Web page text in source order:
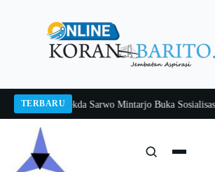
TERBARU
2026Pj Sekda Sarwo Mintarjo Buka Sosialisasi